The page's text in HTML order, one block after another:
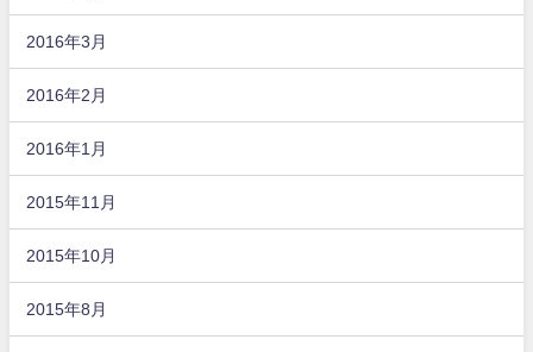
2016年3月
2016年2月
2016年1月
2015年11月
2015年10月
2015年8月